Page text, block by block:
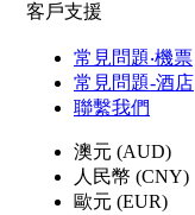
客戶支援
常見問題‧機票
常見問題-酒店
聯繫我們
澳元 (AUD)
人民幣 (CNY)
歐元 (EUR)